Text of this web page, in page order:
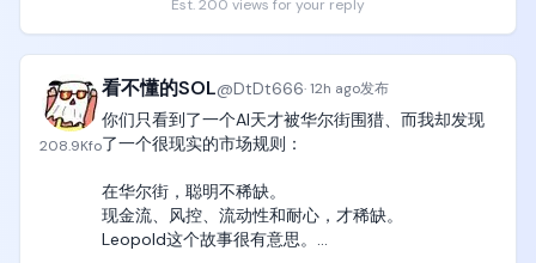
微软AI收入的真实构成曝光
据Bloomberg，微软截至6月的财年中，OpenAI贡献
了241亿美元营收，占微软实际AI收入的约70%。这个
数字第一次揭开了微软AI增长和基础设施投入之间的真
实关联深度。
谷歌AI团队大换血
谷歌AI业务进行重大人事重组。Demis Hassabis调整
角色，更聚焦战略与科学研究；联合创始人级别的Jeff
Est. 200 views for your reply
208.9Kfo
看不懂的SOL@DtDt666·12h ago发布
你们只看到了一个AI天才被华尔街围猎、而我却发现
了一个很现实的市场规则：
在华尔街，聪明不稀缺。
现金流、风控、流动性和耐心，才稀缺。
Leopold这个故事很有意思。